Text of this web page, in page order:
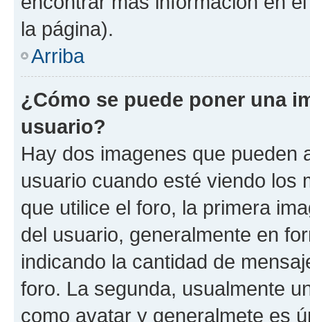
la página).
Arriba
¿Cómo se puede poner una
usuario?
Hay dos imagenes que pueden
usuario cuando esté viendo los
que utilice el foro, la primera
del usuario, generalmente en
indicando la cantidad de
foro. La segunda, usualmente
como avatar y generalmete es